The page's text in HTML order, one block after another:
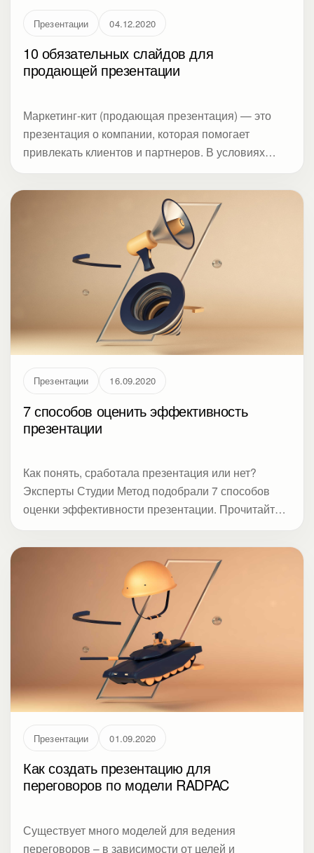
Презентации 04.12.2020
10 обязательных слайдов для
продающей презентации
Маркетинг-кит (продающая презентация) — это
презентация о компании, которая помогает
привлекать клиентов и партнеров. В условиях
набирает популярность.
Презентации 16.09.2020
7 способов оценить эффективность
презентации
Как понять, сработала презентация или нет?
Эксперты Студии Метод подобрали 7 способов
оценки эффективности презентации. Прочитайте,
инфографику, репетировать, или аудиторию
интересует что-то другое.
Презентации 01.09.2020
Как создать презентацию для
переговоров по модели RADPAC
Существует много моделей для ведения
переговоров – в зависимости от целей и